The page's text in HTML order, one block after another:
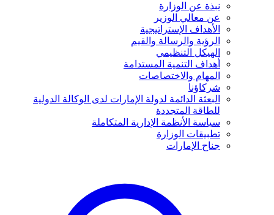
نبذة عن الوزارة
عن معالي الوزير
الأهداف الإستراتيجية
الرؤية والرسالة والقيم
الهيكل التنظيمي
أهداف التنمية المستدامة
المهام والاختصاصات
شركاؤنا
البعثة الدائمة لدولة الإمارات لدى الوكالة الدولية
للطاقة المتجددة
سياسة الأنظمة الإدارية المتكاملة
تطبيقات الوزارة
جناح الإمارات